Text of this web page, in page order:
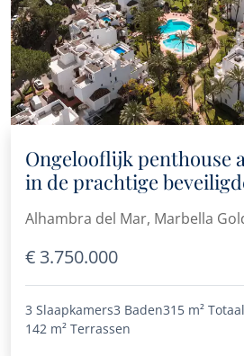
Ongelooflijk penthouse
in de prachtige
Alhambra del Mar, Marbella
€ 3.750.000
3 Slaapkamers3 Baden315 m² Totaal
142 m² Terrassen